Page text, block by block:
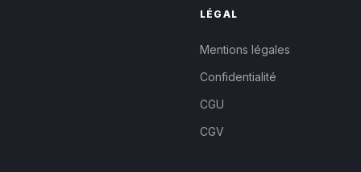
LÉGAL
Mentions légales
Confidentialité
CGU
CGV